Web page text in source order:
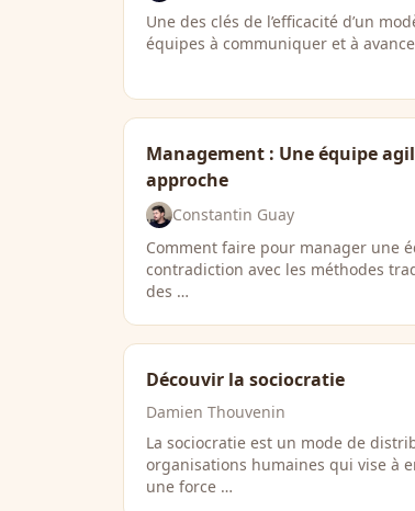
Une des clés de l’efficacité d’un
équipes à communiquer et à
Management : Une équipe
approche
Constantin Guay
Comment faire pour manager une
contradiction avec les méthodes
des …
Découvir la sociocratie
Damien Thouvenin
La sociocratie est un mode de
organisations humaines qui vise à
une force …